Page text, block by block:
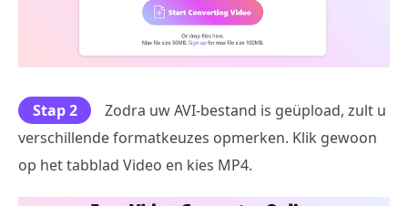
Stap 2
Zodra uw AVI-bestand is geüpload, zult u
verschillende formatkeuzes opmerken. Klik gewoon
op het tabblad Video en kies MP4.